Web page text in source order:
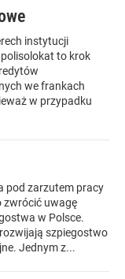
instytucji
to krok
we frankach
w przypadku
pod zarzutem pracy
zwrócić uwagę
w Polsce.
szpiegostwo
Jednym z...